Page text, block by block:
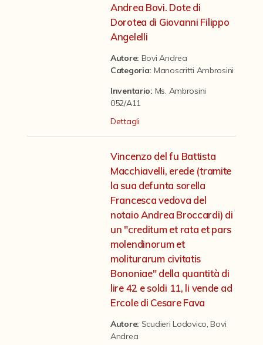
Il progetto Digital Humanities
Andrea Bovi. Dote di
Dorotea di Giovanni Filippo
Angelelli
Autore: Bovi Andrea
Categoria: Manoscritti Ambrosini
Inventario: Ms. Ambrosini
052/A11
Dettagli
Vincenzo del fu Battista
Macchiavelli, erede (tramite
la sua defunta sorella
Francesca vedova del
notaio Andrea Broccardi) di
un "creditum et rata et pars
molendinorum et
moliturarum civitatis
Bononiae" della quantità di
lire 42 e soldi 11, li vende ad
Ercole di Cesare Fava
Autore: Scudieri Lodovico,Bovi
Andrea